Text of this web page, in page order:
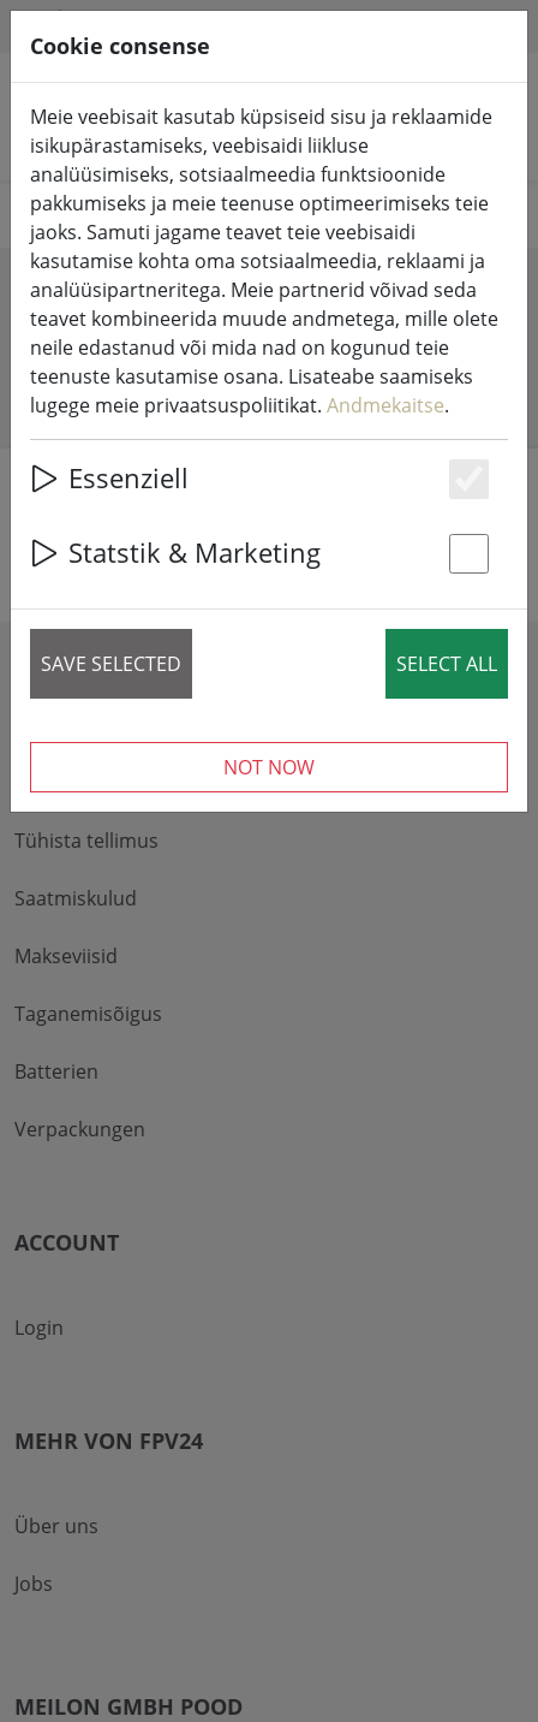
Otsi tooteid
Your favorits
Wishlist
No Items
HILFE & INFO
Teenindus ja tagastamine
Tühista tellimus
Saatmiskulud
Makseviisid
Taganemisõigus
Batterien
Verpackungen
ACCOUNT
Login
MEHR VON FPV24
Über uns
Jobs
MEILON GMBH POOD
Cookie consense
Meie veebisait kasutab küpsiseid sisu ja reklaamide
isikupärastamiseks, veebisaidi liikluse
analüüsimiseks, sotsiaalmeedia funktsioonide
pakkumiseks ja meie teenuse optimeerimiseks teie
jaoks. Samuti jagame teavet teie veebisaidi
kasutamise kohta oma sotsiaalmeedia, reklaami ja
analüüsipartneritega. Meie partnerid võivad seda
teavet kombineerida muude andmetega, mille olete
neile edastanud või mida nad on kogunud teie
teenuste kasutamise osana. Lisateabe saamiseks
lugege meie privaatsuspoliitikat. Andmekaitse.
Essenziell
Statstik & Marketing
SAVE SELECTED SELECT ALL
NOT NOW